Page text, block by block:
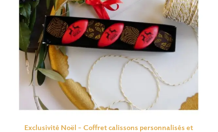
Exclusivité Noël – Coffret calissons personnalisés et